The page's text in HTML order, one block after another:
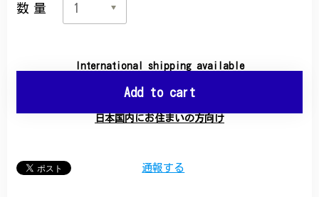
数量
International shipping available
Add to cart
日本国内にお住まいの方向け
通報する